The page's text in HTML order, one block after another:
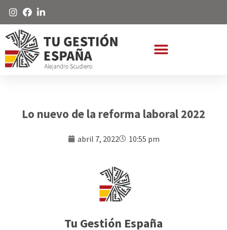
Lo nuevo de la reforma laboral 2022
abril 7, 2022 10:55 pm
Tu Gestión España